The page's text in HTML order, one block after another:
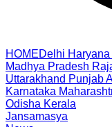
HOMEDelhi Haryana
Madhya Pradesh
Uttarakhand Punjab
Karnataka
Odisha Kerala
Jansamasya